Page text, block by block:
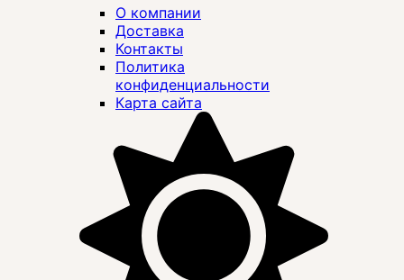
О компании
Доставка
Контакты
Политика
конфиденциальности
Карта сайта